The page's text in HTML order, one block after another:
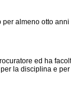
almeno otto
ed ha
la disciplina e